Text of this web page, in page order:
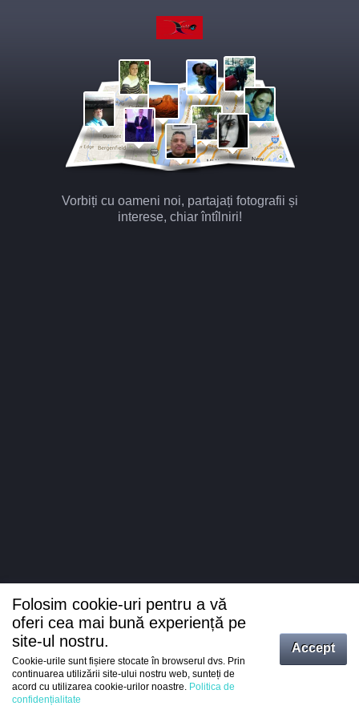
Vorbiți cu oameni noi, partajați fotografii și
interese, chiar întîlniri!
Intrați
Folosim cookie-uri pentru a vă
oferi cea mai bună experiență pe
site-ul nostru.
Cookie-urile sunt fișiere stocate în browserul dvs. Prin
continuarea utilizării site-ului nostru web, sunteți de
acord cu utilizarea cookie-urilor noastre. Politica de
confidențialitate
Accept